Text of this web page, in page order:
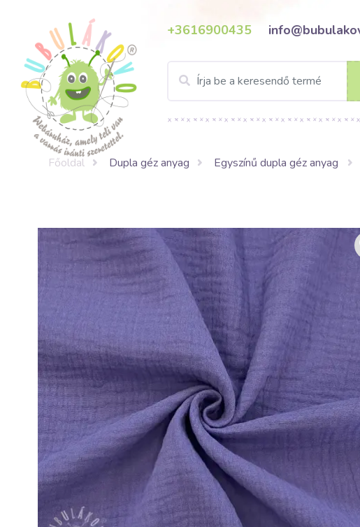
+3616900435
Főoldal Dupla géz anyag Egyszínű dupla géz anyag